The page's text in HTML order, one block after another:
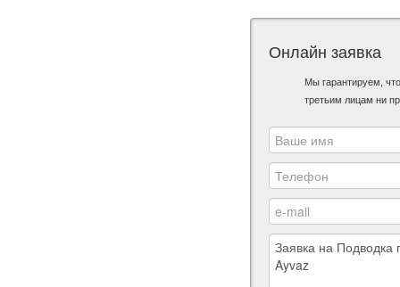
Онлайн заявка
Мы гарантируем,
третьим лицам ни